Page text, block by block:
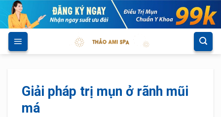
Skip
to
content
Giải pháp trị mụn ở rãnh mũi
má